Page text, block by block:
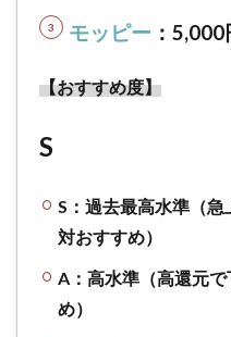
3.2％
はさ
高還
った
ルー
トポ
ト
モッピー ：5,000
【おすすめ度】
S
S：過去最高水準（
対おすすめ）
A：高水準（高還元
め）